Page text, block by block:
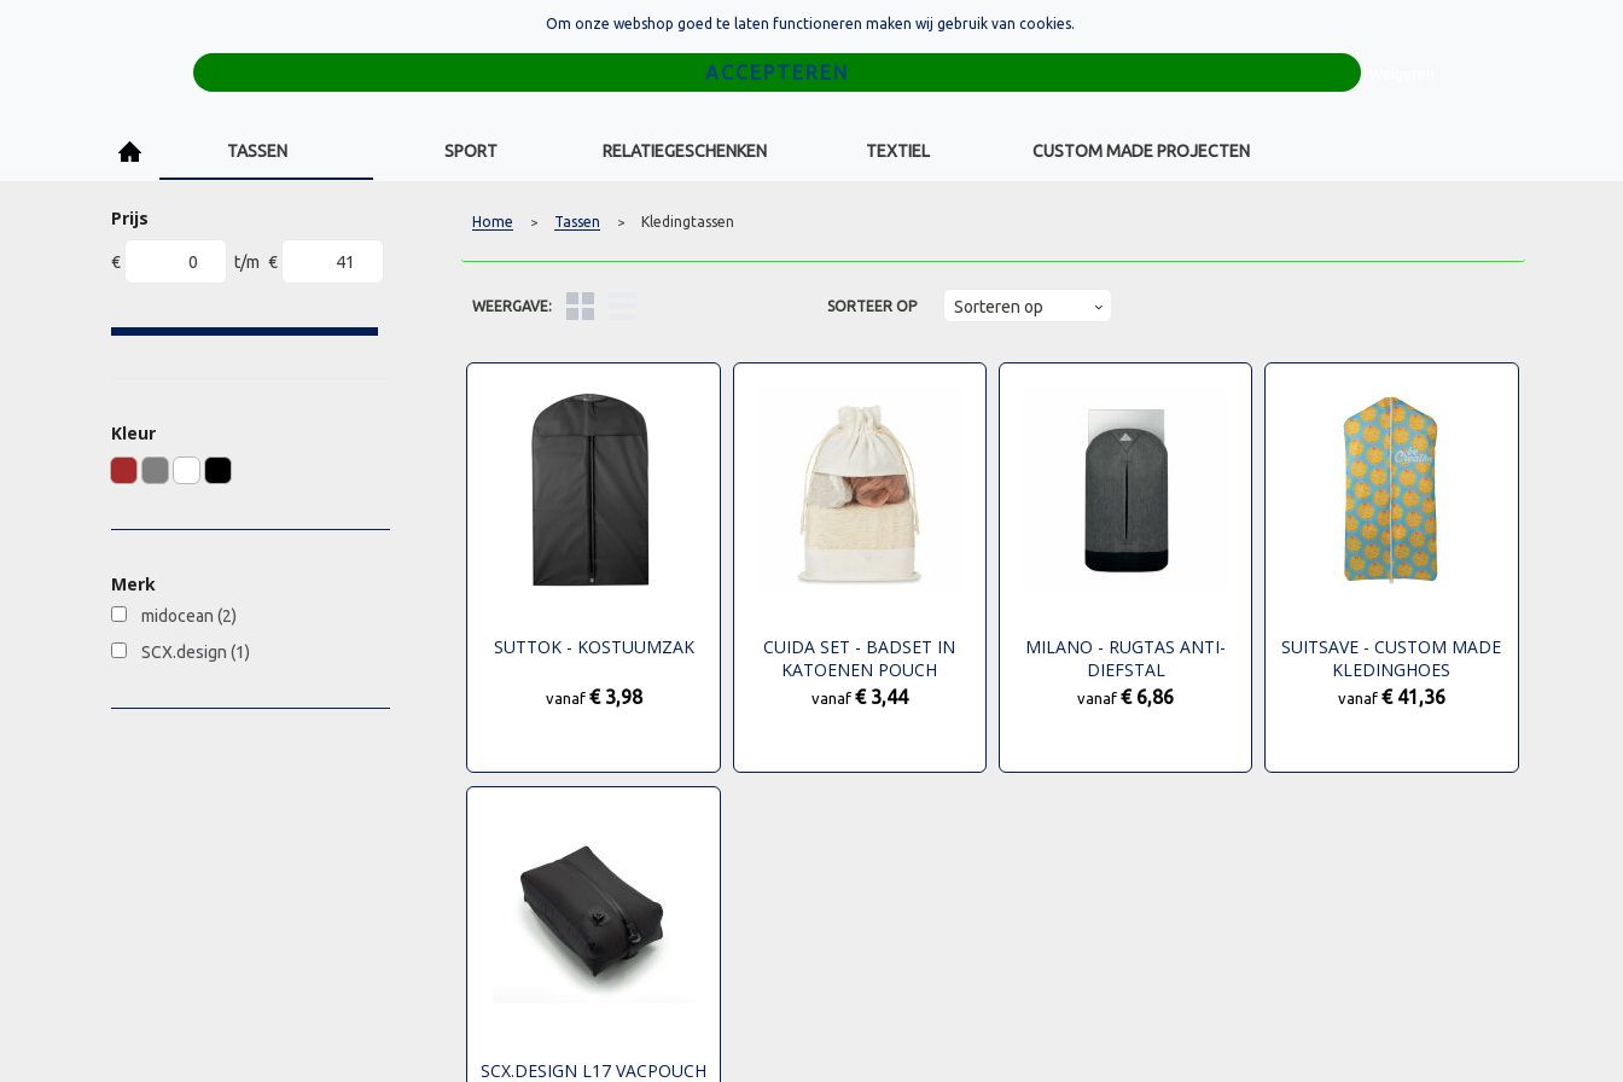
+32(0)16 43 54 19
TASSEN SPORT RELATIEGESCHENKEN TEXTIEL CUSTOM MADE PROJECTEN
Prijs
€ t/m €
Kleur
Merk
midocean (2)
SCX.design (1)
Home > Tassen > Kledingtassen
WEERGAVE: SORTEER OP
SUTTOK - KOSTUUMZAK
vanaf € 3,98
CUIDA SET - BADSET IN
KATOENEN POUCH
vanaf € 3,44
MILANO - RUGTAS ANTI-
DIEFSTAL
vanaf€ 6,86
SUITSAVE - CUSTOM MADE
KLEDINGHOES
vanaf € 41,36
SCX.DESIGN L17 VACPOUCH
Om onze webshop goed te laten functioneren maken wij gebruik van cookies.